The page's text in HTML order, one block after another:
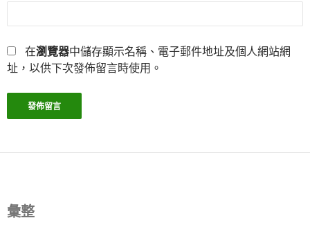
在瀏覽器中儲存顯示名稱、電子郵件地址及個人網站網
址，以供下次發佈留言時使用。
彙整